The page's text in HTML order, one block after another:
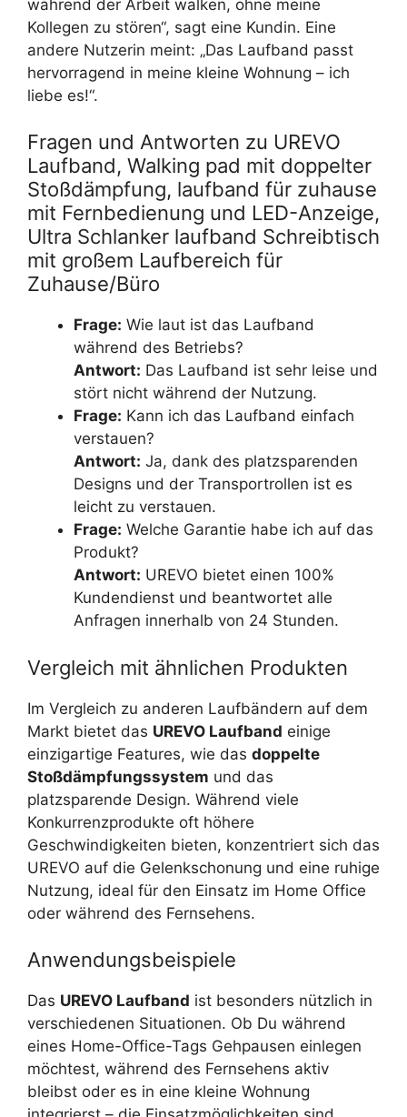
während der Arbeit walken, ohne meine
Kollegen zu stören“, sagt eine Kundin. Eine
andere Nutzerin meint: „Das Laufband passt
hervorragend in meine kleine Wohnung – ich
liebe es!“.
Fragen und Antworten zu UREVO
Laufband, Walking pad mit doppelter
Stoßdämpfung, laufband für zuhause
mit Fernbedienung und LED-Anzeige,
Ultra Schlanker laufband Schreibtisch
mit großem Laufbereich für
Zuhause/Büro
Frage: Wie laut ist das Laufband
während des Betriebs?
Antwort: Das Laufband ist sehr leise und
stört nicht während der Nutzung.
Frage: Kann ich das Laufband einfach
verstauen?
Antwort: Ja, dank des platzsparenden
Designs und der Transportrollen ist es
leicht zu verstauen.
Frage: Welche Garantie habe ich auf das
Produkt?
Antwort: UREVO bietet einen 100%
Kundendienst und beantwortet alle
Anfragen innerhalb von 24 Stunden.
Vergleich mit ähnlichen Produkten
Im Vergleich zu anderen Laufbändern auf dem
Markt bietet das UREVO Laufband einige
einzigartige Features, wie das doppelte
Stoßdämpfungssystem und das
platzsparende Design. Während viele
Konkurrenzprodukte oft höhere
Geschwindigkeiten bieten, konzentriert sich das
UREVO auf die Gelenkschonung und eine ruhige
Nutzung, ideal für den Einsatz im Home Office
oder während des Fernsehens.
Anwendungsbeispiele
Das UREVO Laufband ist besonders nützlich in
verschiedenen Situationen. Ob Du während
eines Home-Office-Tags Gehpausen einlegen
möchtest, während des Fernsehens aktiv
bleibst oder es in eine kleine Wohnung